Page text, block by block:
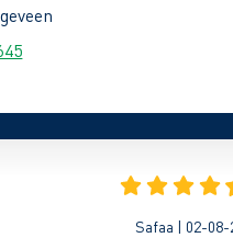
Safaa | 02-08-